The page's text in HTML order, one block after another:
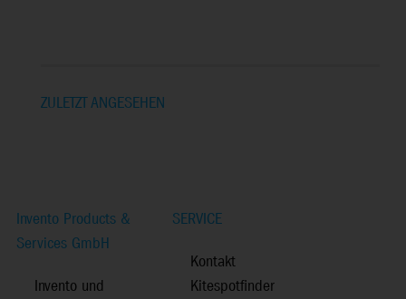
ZULETZT ANGESEHEN
Invento Products &
Services GmbH
Invento und
SERVICE
Kontakt
Kitespotfinder